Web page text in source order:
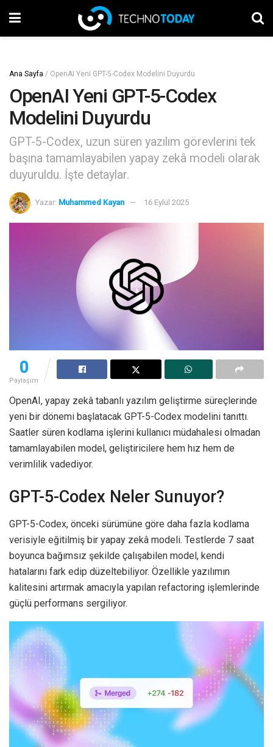
Ana Sayfa / OpenAI Yeni GPT-5-Codex Modelini Duyurdu
OpenAI Yeni GPT-5-Codex
Modelini Duyurdu
GPT-5-Codex, uzun süren yazılım görevlerini tek
başına tamamlayabilen yapay zekâ modeli olarak
duyuruldu. İşte detaylar.
Yazar: Muhammed Kayan 16 Eylül 2025
0
Paylaşım
OpenAI, yapay zekâ tabanlı yazılım geliştirme süreçlerinde
yeni bir dönemi başlatacak GPT-5-Codex modelini tanıttı.
Saatler süren kodlama işlerini kullanıcı müdahalesi olmadan
tamamlayabilen model, geliştiricilere hem hız hem de
verimlilik vadediyor.
GPT-5-Codex Neler Sunuyor?
GPT-5-Codex, önceki sürümüne göre daha fazla kodlama
verisiyle eğitilmiş bir yapay zekâ modeli. Testlerde 7 saat
boyunca bağımsız şekilde çalışabilen model, kendi
hatalarını fark edip düzeltebiliyor. Özellikle yazılımın
kalitesini artırmak amacıyla yapılan refactoring işlemlerinde
güçlü performans sergiliyor.